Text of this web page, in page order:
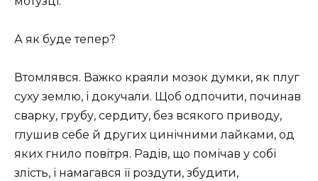
А як буде тепер?
Втомлявся. Важко краяли мозок думки, як плуг
суху землю, і докучали. Щоб одпочити, починав
сварку, грубу, сердиту, без всякого приводу,
глушив себе й других цинічними лайками, од
яких гнило повітря. Радів, що помічав у собі
злість, і намагався її роздути, збудити,